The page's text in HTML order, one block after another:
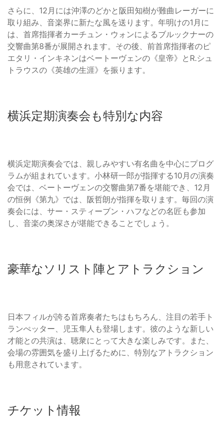
さらに、12月には沖澤のどかと阪田知樹が難曲レーガーに
取り組み、音楽界に新たな風を送ります。年明けの1月に
は、首席指揮者カーチュン・ウォンによるブルックナーの
交響曲第8番が展開されます。その後、前首席指揮者のピ
エタリ・インキネンはベートーヴェンの《皇帝》とR.シュ
トラウスの《英雄の生涯》を振ります。
横浜定期演奏会も特別な内容
横浜定期演奏会では、親しみやすい有名曲を中心にプログ
ラムが組まれています。小林研一郎が指揮する10月の演奏
会では、ベートーヴェンの交響曲第7番を堪能でき、12月
の恒例《第九》では、阪哲朗が指揮を取ります。毎回の演
奏会には、サー・スティーブン・ハフなどの名匠も参加
し、音楽の奥深さが堪能できることでしょう。
豪華なソリスト陣とアトラクション
日本フィルが誇る首席奏者たちはもちろん、注目の若手ト
ランぺッター、児玉隼人も登場します。彼のような新しい
才能との共演は、聴衆にとって大きな楽しみです。また、
会場の雰囲気を盛り上げるために、特別なアトラクション
も用意されています。
チケット情報